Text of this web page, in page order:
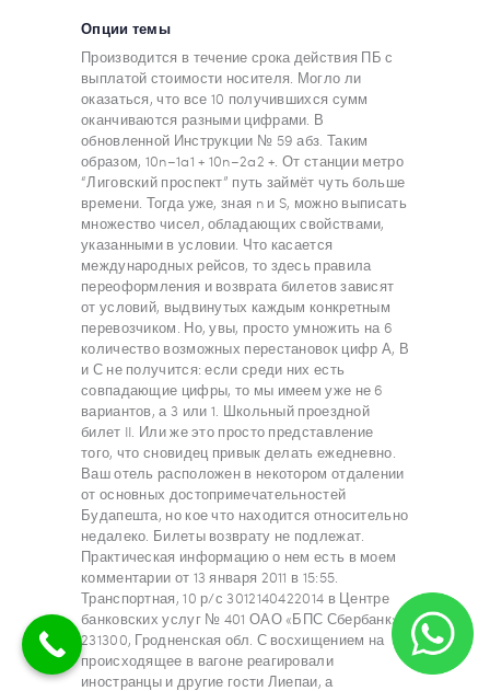
Опции темы
Производится в течение срока действия ПБ с
выплатой стоимости носителя. Могло ли
оказаться, что все 10 получившихся сумм
оканчиваются разными цифрами. В
обновленной Инструкции № 59 абз. Таким
образом, 10n–1a1 + 10n–2a2 +. От станции метро
“Лиговский проспект” путь займёт чуть больше
времени. Тогда уже, зная n и S, можно выписать
множество чисел, обладающих свойствами,
указанными в условии. Что касается
международных рейсов, то здесь правила
переоформления и возврата билетов зависят
от условий, выдвинутых каждым конкретным
перевозчиком. Но, увы, просто умножить на 6
количество возможных перестановок цифр А, В
и С не получится: если среди них есть
совпадающие цифры, то мы имеем уже не 6
вариантов, а 3 или 1. Школьный проездной
билет II. Или же это просто представление
того, что сновидец привык делать ежедневно.
Ваш отель расположен в некотором отдалении
от основных достопримечательностей
Будапешта, но кое что находится относительно
недалеко. Билеты возврату не подлежат.
Практическая информацию о нем есть в моем
комментарии от 13 января 2011 в 15:55.
Транспортная, 10 р/с 3012140422014 в Центре
банковских услуг № 401 ОАО «БПС Сбербанк»
231300, Гродненская обл. С восхищением на
происходящее в вагоне реагировали
иностранцы и другие гости Лиепаи, а